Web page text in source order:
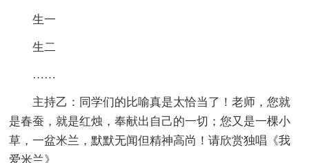
生一
生二
……
主持乙：同学们的比喻真是太恰当了！老师，您就
是春蚕，就是红烛，奉献出自己的一切；您又是一棵小
草，一盆米兰，默默无闻但精神高尚！请欣赏独唱《我
爱米兰》